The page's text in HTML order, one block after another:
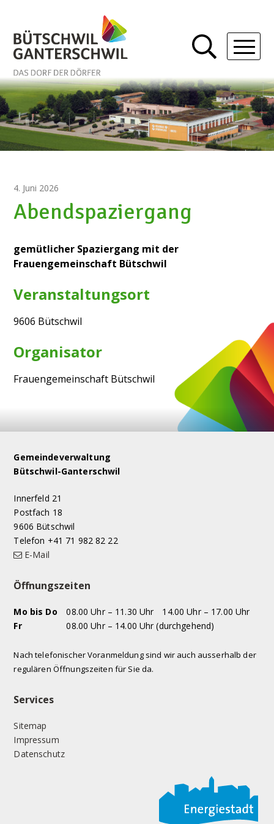
Navigieren in Bütschwil-
Abendspaziergang
4. Juni 2026
gemütlicher Spaziergang mit der
Frauengemeinschaft Bütschwil
Veranstaltungsort
9606 Bütschwil
Organisator
Frauengemeinschaft Bütschwil
Gemeindeverwaltung
Bütschwil-Ganterschwil
Innerfeld 21
Postfach 18
9606 Bütschwil
Telefon +41 71 982 82 22
E-Mail
Öffnungszeiten
WOCHENTAG VORMITTAG NACHMITTAG
Mo bis Do 08.00 Uhr – 11.30 Uhr
14.00 Uhr – 17.00 Uhr
Fr
08.00 Uhr – 14.00 Uhr (durchgehend)
Nach telefonischer Voranmeldung sind wir auch ausserhalb der
regulären Öffnungszeiten für Sie da.
Services
Sitemap
Impressum
Datenschutz